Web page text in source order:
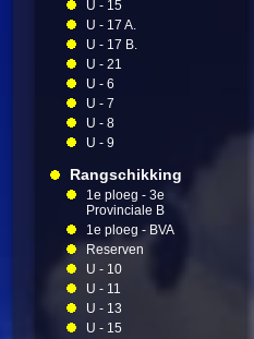
U - 15
U - 17 A.
U - 17 B.
U - 21
U - 6
U - 7
U - 8
U - 9
Rangschikking
1e ploeg - 3e
Provinciale B
1e ploeg - BVA
Reserven
U - 10
U - 11
U - 13
U - 15